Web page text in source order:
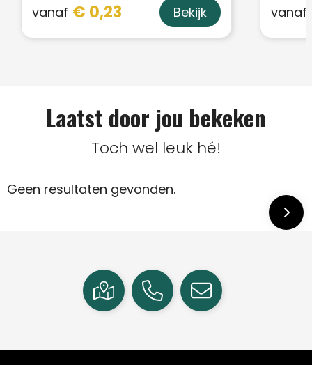
vanaf € 0,23 Bekijk vanaf
Laatst door jou bekeken
Toch wel leuk hé!
Geen resultaten gevonden.